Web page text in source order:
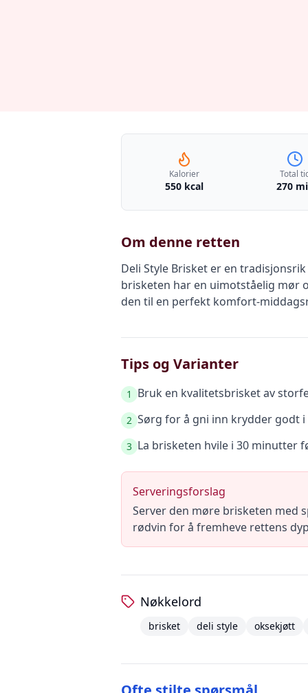
Kalorier
550 kcal
Total
270
Om denne retten
Deli Style Brisket er en
brisketen har en uimotståelig mør
den til en perfekt komfort-
Tips og Varianter
1 Bruk en kvalitetsbrisket av
2 Sørg for å gni inn krydder godt
3 La brisketen hvile i 30 minutter
Serveringsforslag
Server den møre brisketen med
rødvin for å fremheve rettens
Nøkkelord
brisket deli style oksekjøtt